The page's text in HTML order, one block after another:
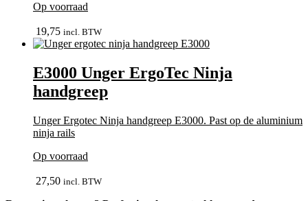
Op voorraad
19,75 incl. BTW
E3000 Unger ErgoTec Ninja
handgreep
Unger Ergotec Ninja handgreep E3000. Past op de aluminium
ninja rails
Op voorraad
27,50 incl. BTW